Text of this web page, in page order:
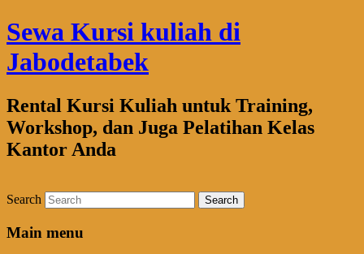
Sewa Kursi kuliah di
Jabodetabek
Rental Kursi Kuliah untuk Training,
Workshop, dan Juga Pelatihan Kelas
Kantor Anda
Search
Main menu